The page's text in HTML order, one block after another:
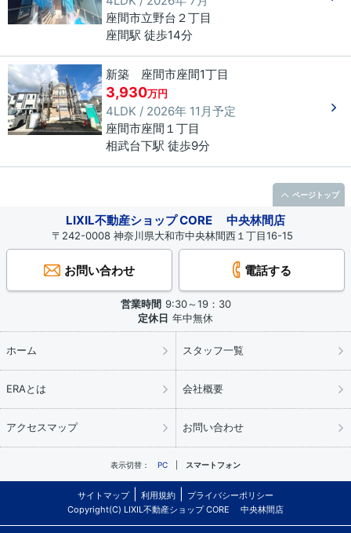
座間市立野台 ２丁目
座間駅 徒歩14分
新築 座間市座間1丁目
3,930万円
4LDK / 2026年 11月予定
座間市座間 １丁目
相武台下駅 徒歩9分
LIXIL不動産ショップ CORE 中央林間店
〒242-0008 神奈川県大和市中央林間西１丁目16-15
お問い合わせ 電話する
営業時間 9:30～19：30
定休日 年中無休
ホーム スタッフ一覧
ERAとは 会社概要
アクセスマップ お問い合わせ
表示切替： PC スマートフォン
サイトマップ 利用規約
プライバシーポリシー
Copyright(C) LIXIL不動産ショップ CORE 中央林間店
ページトップ